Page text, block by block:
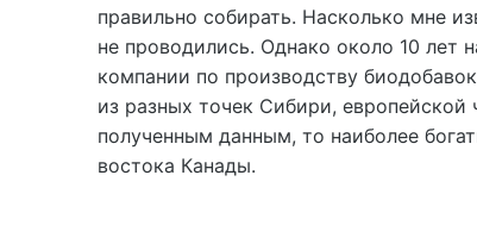
правильно собирать. Насколько мне
не проводились. Однако около 10 лет
компании по производству
из разных точек Сибири,
полученным данным, то наиболее
востока Канады.